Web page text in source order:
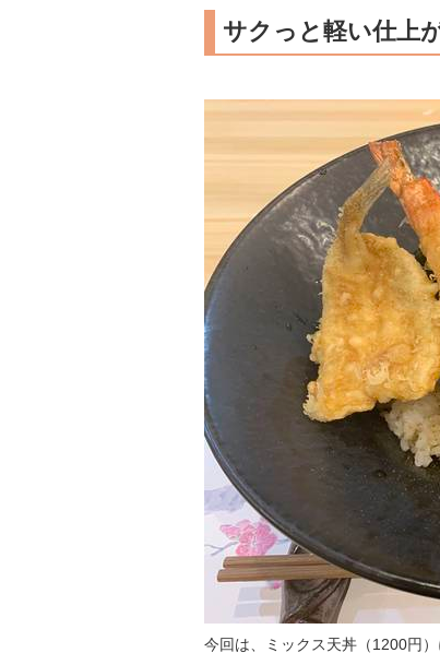
サクっと軽い仕上
今回は、ミックス天丼（1200円）